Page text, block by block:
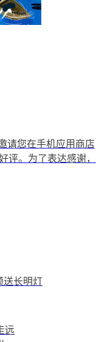
请您在手机应用商店
评。为了表达感谢，
送长明灯
远